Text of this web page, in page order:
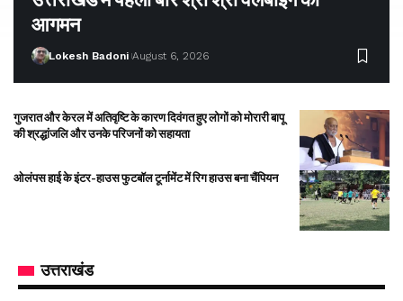
आगमन
Lokesh Badoni August 6, 2026
गुजरात और केरल में अतिवृष्टि के कारण दिवंगत हुए लोगों को मोरारी बापू
की श्रद्धांजलि और उनके परिजनों को सहायता
ओलंपस हाई के इंटर-हाउस फुटबॉल टूर्नामेंट में रिग हाउस बना चैंपियन
उत्तराखंड